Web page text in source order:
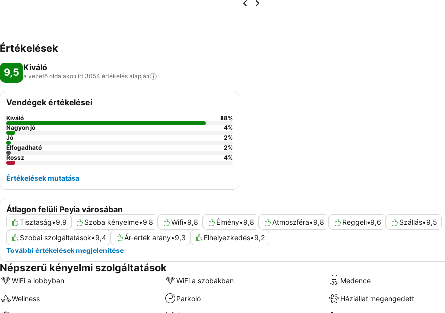
Értékelések
9,5 Kiváló
a vezető oldalakon írt 3054 értékelés alapján
Átlagon felüli Peyia városában
Tisztaság•9,9 Szoba kényelme•9,8 Wifi•9,8 Élmény•9,8 Atmoszféra•9,8 Reggeli•9,6 Szállás•9,5
Szobai szolgáltatások•9,4 Ár-érték arány•9,3 Elhelyezkedés•9,2
További értékelések megjelenítése
Vendégek értékelései
Kiváló 88%
Nagyon jó
4%
Jó
2%
Elfogadható
2%
Rossz
4%
Értékelések mutatása
Népszerű kényelmi szolgáltatások
WiFi a lobbyban WiFi a szobákban Medence
Wellness Parkoló Háziállat megengedett